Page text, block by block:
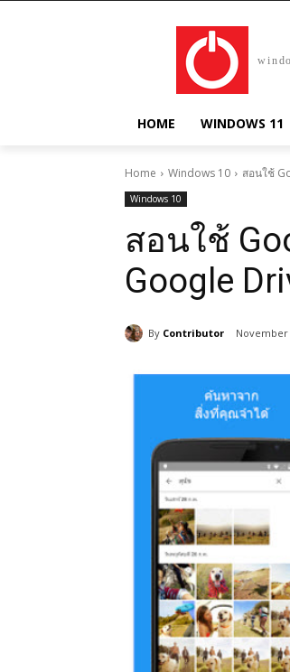
HOME WINDOWS 11
Home Windows 10 สอนใช้
Windows 10
สอนใช้
Google
By Contributor November